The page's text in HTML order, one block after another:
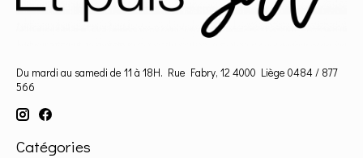
Du mardi au samedi de 11 à 18H. Rue Fabry, 12 4000 Liège 0484 / 877
566
Catégories